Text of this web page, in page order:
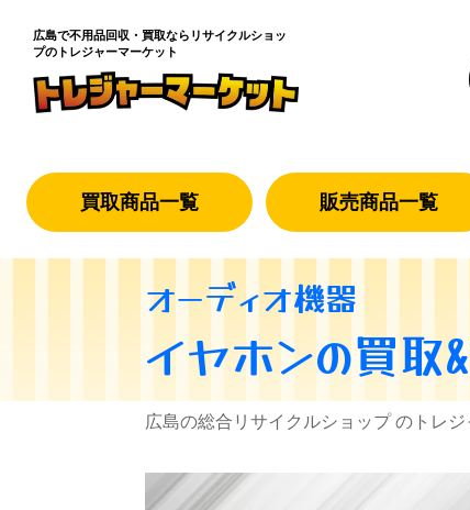
広島で不用品回収・買取なら リサイクルショッ
プのトレジャーマーケット
買取商品一覧 販売商品一覧
オーディオ機器
イヤホンの買取
広島の総合リサイクルショップ のトレジ